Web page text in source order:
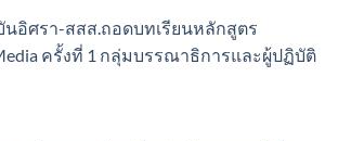
นอิศรา-สสส.ถอดบทเรียนหลักสูตร
ครั้งที่ 1 กลุ่มบรรณาธิการและผู้ปฏิบัติ